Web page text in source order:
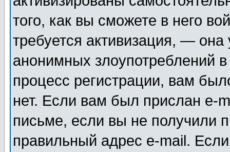
того, как вы сможете в него
требуется активизация, —
анонимных злоупотреблений
процесс регистрации, вам
нет. Если вам был прислан e-
письме, если вы не получили
правильный адрес e-mail.